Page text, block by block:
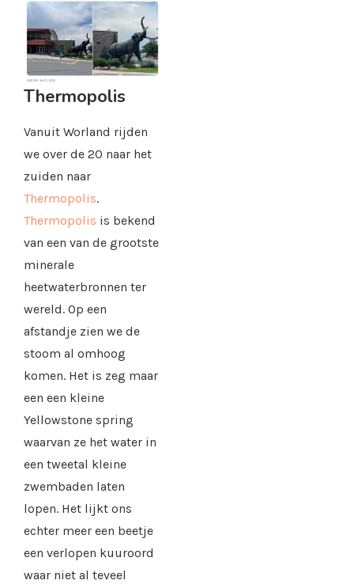
Thermopolis
Vanuit Worland rijden
we over de 20 naar het
zuiden naar
Thermopolis.
Thermopolis is bekend
van een van de grootste
minerale
heetwaterbronnen ter
wereld. Op een
afstandje zien we de
stoom al omhoog
komen. Het is zeg maar
een een kleine
Yellowstone spring
waarvan ze het water in
een tweetal kleine
zwembaden laten
lopen. Het lijkt ons
echter meer een beetje
een verlopen kuuroord
waar niet al teveel